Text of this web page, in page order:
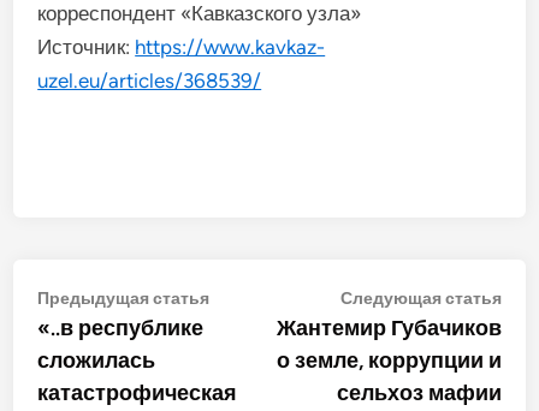
корреспондент «Кавказского узла»
Источник: https://www.kavkaz-
uzel.eu/articles/368539/
Навигация
по
записям
Предыдущая статьяПредыдущая
«..в республике
сложилась
катастрофическая
Следующая статья
Жантемир Губачиков
о земле, коррупции и
сельхоз мафии